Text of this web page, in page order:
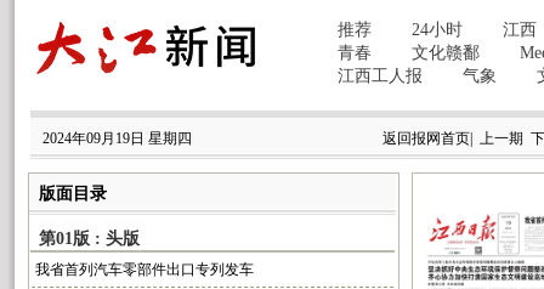
2024年09月19日 星期四 返回报网首页| 上一期
版面目录
第01版 : 头版
我省首列汽车零部件出口专列发车